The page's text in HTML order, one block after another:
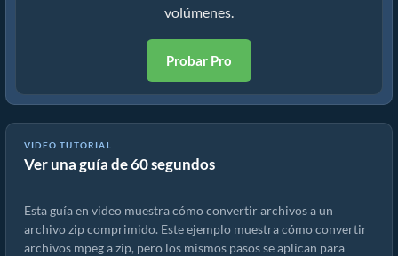
volúmenes.
Probar Pro
VIDEO TUTORIAL
Ver una guía de 60 segundos
Cómo convertir archivos a ZIP en línea (Guía simple)
Esta guía en video muestra cómo convertir archivos a un
archivo zip comprimido. Este ejemplo muestra cómo convertir
archivos mpeg a zip, pero los mismos pasos se aplican para